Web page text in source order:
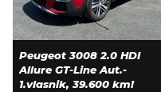
Peugeot 3008 2.0 HDI
Allure GT-Line Aut.-
1.vlasnik, 39.600 km!